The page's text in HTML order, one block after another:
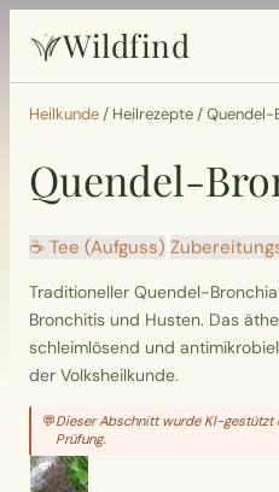
Wildfind
Startseite
Pflanzen
Rezepte
Heilkunde
Garten
Quiz
Heilkunde / Heilrezepte /Quendel-
Quendel-
☕ Tee (Aufguss)
Traditioneller Quendel-
Bronchitis und Husten. Das
schleimlösend und
der Volksheilkunde.
💬Dieser Abschnitt wurde KI-
Prüfung.